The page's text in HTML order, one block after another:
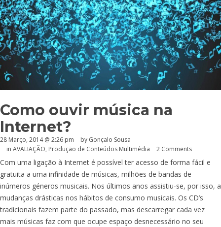
Como ouvir música na
Internet?
28 Março, 2014 @ 2:26 pm by Gonçalo Sousa
in AVALIAÇÃO, Produção de Conteúdos Multimédia 2 Comments
Com uma ligação à Internet é possível ter acesso de forma fácil e
gratuita a uma infinidade de músicas, milhões de bandas de
inúmeros géneros musicais. Nos últimos anos assistiu-se, por isso, a
mudanças drásticas nos hábitos de consumo musicais. Os CD’s
tradicionais fazem parte do passado, mas descarregar cada vez
mais músicas faz com que ocupe espaço desnecessário no seu